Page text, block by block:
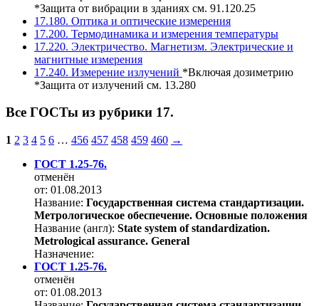
*Защита от вибрации в зданиях см. 91.120.25
17.180. Оптика и оптические измерения
17.200. Термодинамика и измерения температуры
17.220. Электричество. Магнетизм. Электрические и
магнитные измерения
17.240. Измерение излучений *Включая дозиметрию
*Защита от излучений см. 13.280
Все ГОСТы из рубрики 17.
1 2 3 4 5 6 … 456 457 458 459 460 →
ГОСТ 1.25-76.
отменён
от: 01.08.2013
Название: Государственная система стандартизации.
Метрологическое обеспечение. Основные положения
Название (англ): State system of standardization.
Metrological assurance. General
Назначение:
ГОСТ 1.25-76.
отменён
от: 01.08.2013